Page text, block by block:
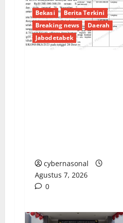
Bekasi
Berita Terkini
Breaking news
Daerah
Jabodetabek
cybernasonal
Agustus 7, 2026
0